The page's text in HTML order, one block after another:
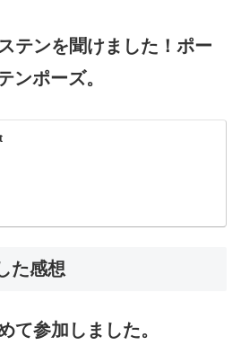
テンを聞けました！ポー
ンポーズ。
た感想
て参加しました。